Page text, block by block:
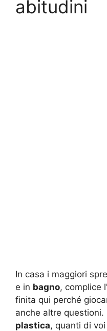
abitudini
In casa i maggiori
e in bagno, complice
finita qui perché
anche altre questioni.
plastica, quanti di